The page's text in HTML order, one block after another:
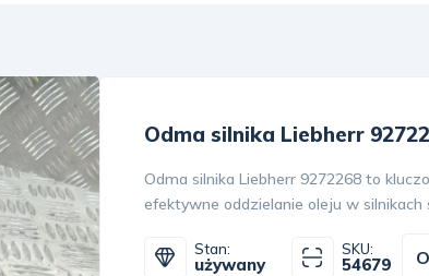
Odma silnika Liebherr
Odma silnika Liebherr 9272268 to
efektywne oddzielanie oleju w silnikach
Stan:
używany
SKU:
54679